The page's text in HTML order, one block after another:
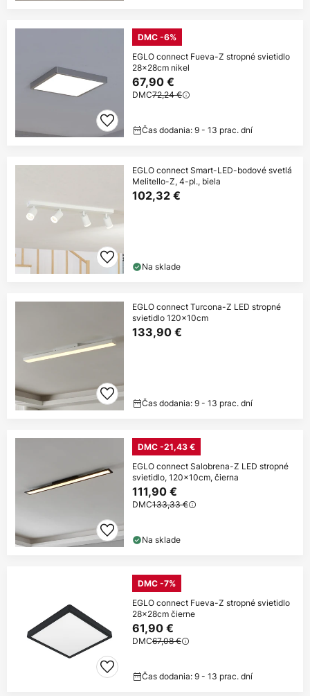
DMC -6%
EGLO connect Fueva-Z stropné svietidlo
28x28cm nikel
67,90 €
DMC72,24 €
Čas dodania: 9 - 13 prac. dní
EGLO connect Smart-LED-bodové svetlá
Melitello-Z, 4-pl., biela
102,32 €
Na sklade
EGLO connect Turcona-Z LED stropné
svietidlo 120x10cm
133,90 €
Čas dodania: 9 - 13 prac. dní
DMC -21,43 €
EGLO connect Salobrena-Z LED stropné
svietidlo, 120x10cm, čierna
111,90 €
DMC133,33 €
Na sklade
DMC -7%
EGLO connect Fueva-Z stropné svietidlo
28x28cm čierne
61,90 €
DMC67,08 €
Čas dodania: 9 - 13 prac. dní